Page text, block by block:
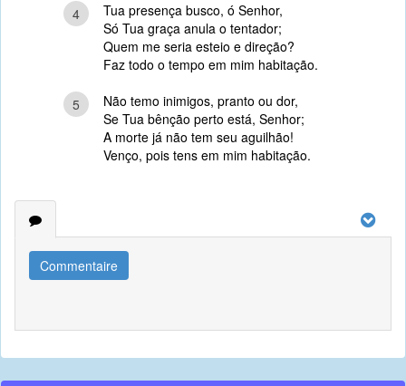
4
Tua presença busco, ó Senhor,
Só Tua graça anula o tentador;
Quem me seria esteio e direção?
Faz todo o tempo em mim habitação.
5
Não temo inimigos, pranto ou dor,
Se Tua bênção perto está, Senhor;
A morte já não tem seu aguilhão!
Venço, pois tens em mim habitação.
Commentaire